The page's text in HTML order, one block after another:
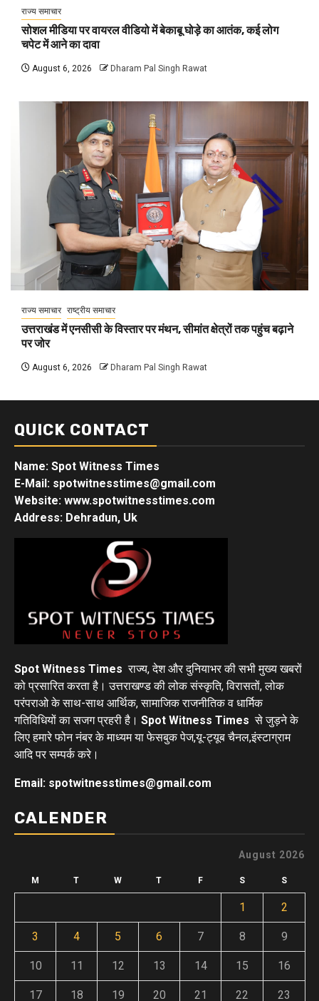
राज्य समाचार
सोशल मीडिया पर वायरल वीडियो में बेकाबू घोड़े का आतंक, कई लोग
चपेट में आने का दावा
August 6, 2026 Dharam Pal Singh Rawat
राज्य समाचार राष्ट्रीय समाचार
उत्तराखंड में एनसीसी के विस्तार पर मंथन, सीमांत क्षेत्रों तक पहुंच बढ़ाने
पर जोर
August 6, 2026 Dharam Pal Singh Rawat
QUICK CONTACT
Name: Spot Witness Times
E-Mail: spotwitnesstimes@gmail.com
Website: www.spotwitnesstimes.com
Address: Dehradun, Uk
Spot Witness Times राज्य, देश और दुनियाभर की सभी मुख्य खबरों
को प्रसारित करता है। उत्तराखण्ड की लोक संस्कृति, विरासतों, लोक
परंपराओ के साथ-साथ आर्थिक, सामाजिक राजनीतिक व धार्मिक
गतिविधियों का सजग प्रहरी है। Spot Witness Times से जुड़ने के
लिए हमारे फोन नंबर के माध्यम या फेसबुक पेज,यू-ट्यूब चैनल,इंस्टाग्राम
आदि पर सम्पर्क करे।
Email: spotwitnesstimes@gmail.com
CALENDER
August 2026
M T W T F S S
1 2
3 4 5 6 7 8 9
10 11 12 13 14 15 16
17 18 19 20 21 22 23